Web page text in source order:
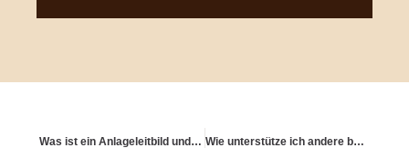
Was ist ein Anlageleitbild und wozu brauche ich es? Wie unterstütze ich andere beim Altern – emotional und praktisch?